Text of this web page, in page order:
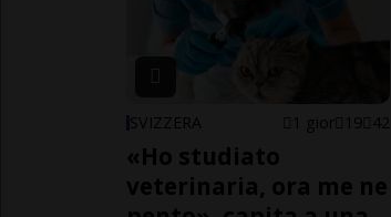
SVIZZERA 1 gior 19 42
«Ho studiato
veterinaria, ora me ne